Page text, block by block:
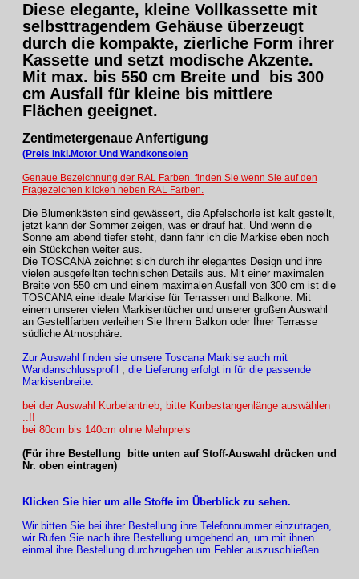
Diese elegante, kleine Vollkassette mit
selbsttragendem Gehäuse überzeugt
durch die kompakte, zierliche Form ihrer
Kassette und setzt modische Akzente.
Mit max. bis 550 cm Breite und bis 300
cm Ausfall für kleine bis mittlere
Flächen geeignet.
Zentimetergenaue Anfertigung
(Preis Inkl.Motor Und Wandkonsolen
Genaue Bezeichnung der RAL Farben finden Sie wenn Sie auf den
Fragezeichen klicken neben RAL Farben.
Die Blumenkästen sind gewässert, die Apfelschorle ist kalt gestellt,
jetzt kann der Sommer zeigen, was er drauf hat. Und wenn die
Sonne am abend tiefer steht, dann fahr ich die Markise eben noch
ein Stückchen weiter aus.
Die TOSCANA zeichnet sich durch ihr elegantes Design und ihre
vielen ausgefeilten technischen Details aus. Mit einer maximalen
Breite von 550 cm und einem maximalen Ausfall von 300 cm ist die
TOSCANA eine ideale Markise für Terrassen und Balkone. Mit
einem unserer vielen Markisentücher und unserer großen Auswahl
an Gestellfarben verleihen Sie Ihrem Balkon oder Ihrer Terrasse
südliche Atmosphäre.
Zur Auswahl finden sie unsere Toscana Markise auch mit
Wandanschlussprofil , die Lieferung erfolgt in für die passende
Markisenbreite.
bei der Auswahl Kurbelantrieb, bitte Kurbestangenlänge auswählen
..!!
bei 80cm bis 140cm ohne Mehrpreis
(Für ihre Bestellung bitte unten auf Stoff-Auswahl drücken und
Nr. oben eintragen)
Klicken Sie hier um alle Stoffe im Überblick zu sehen.
Wir bitten Sie bei ihrer Bestellung ihre Telefonnummer einzutragen,
wir Rufen Sie nach ihre Bestellung umgehend an, um mit ihnen
einmal ihre Bestellung durchzugehen um Fehler auszuschließen.